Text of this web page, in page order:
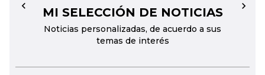
MI SELECCIÓN DE NOTICIAS
Noticias personalizadas, de acuerdo a sus
temas de interés
← →